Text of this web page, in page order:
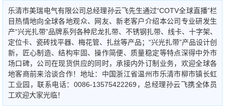
乐清市美瑞电气有限公司总经理孙云飞先生通过“COTV全球直播”栏
目热情地向全球各地观众、网友、新老客户介绍本公司专业研发生
产“兴光扎带”品牌系列各种尼龙扎带、不锈钢扎带、线卡、十字架、
定位卡、瓷砖找平器、梅花管、扎丝等产品；“兴光扎带”产品设计创
新，匠心制造、结构牢固、操作简便、质量稳定等特点深得中外市
场口碑，公司在现货供应的同时，承接内外订制业务，欢迎全球各
地客商前来洽谈合作！地址：中国浙江省温州市乐清市柳市镇长虹
工业园，联系电话：0086-13575422269，总经理孙云飞携全体员
工欢迎大家光临！